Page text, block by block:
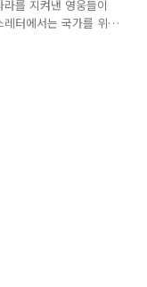
를 지켜낸 영웅들이
터에서는 국가를 위해
신을 함께 살펴보겠습
을 입은 공상 경찰관